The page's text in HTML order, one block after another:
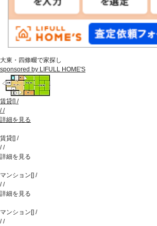
大東・四條畷で家探し
sponsored by LIFULL HOME'S
賃貸[] /
//
詳細を見る
賃貸[] /
//
詳細を見る
マンション [] /
//
詳細を見る
マンション [] /
//